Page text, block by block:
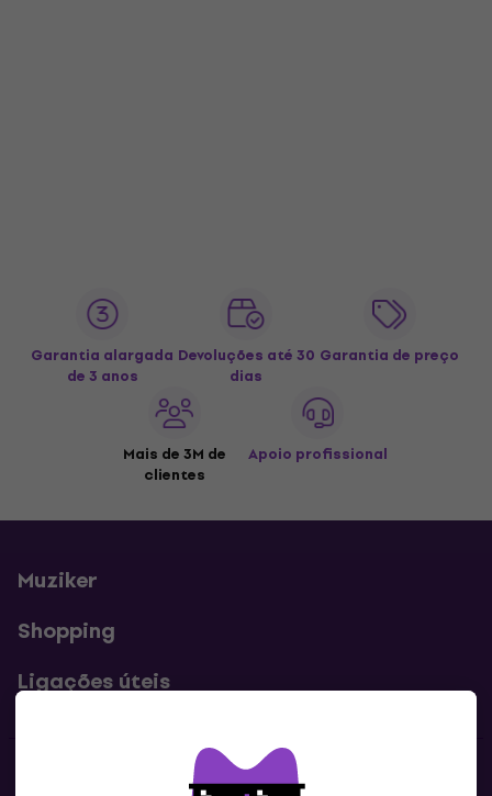
Garantia alargada
de 3 anos
Devoluções até 30
dias
Garantia de preço
Mais de 3M de
clientes
Apoio profissional
Muziker
Shopping
Ligações úteis
Contatos